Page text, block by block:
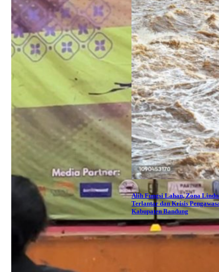
Alih Fungsi Lahan, Zona
Terlantar dan Krisis
Kabupaten Bandung